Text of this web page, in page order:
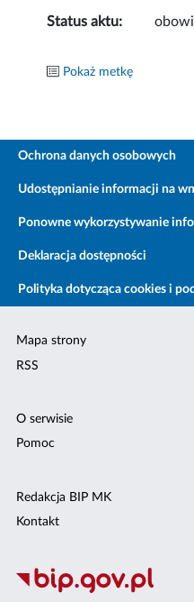
Status aktu:
Pokaż metkę
Ochrona danych osobowych
Udostępnianie informacji na
Ponowne wykorzystywanie
Deklaracja dostępności
Polityka dotycząca cookies i
Mapa strony
RSS
O serwisie
Pomoc
Redakcja BIP MK
Kontakt